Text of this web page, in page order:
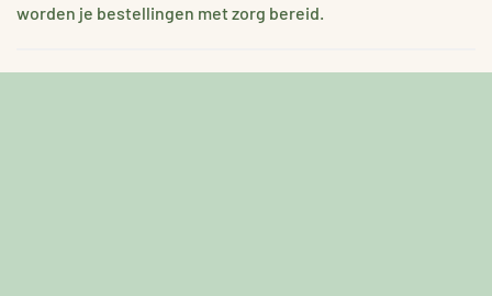
worden je bestellingen met zorg bereid.